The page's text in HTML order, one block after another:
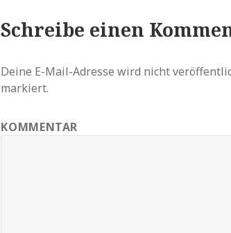
Schreibe einen
Deine E-Mail-Adresse wird nicht
markiert.
KOMMENTAR